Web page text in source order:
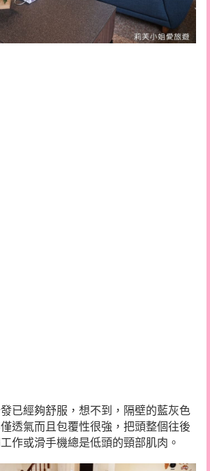
已經夠舒服，想不到，隔壁的藍灰色
透氣而且包覆性很強，把頭整個往後
作或滑手機總是低頭的頸部肌肉。